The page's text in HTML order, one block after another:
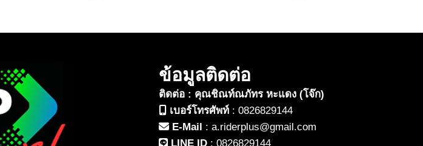
ข้อมูลติดต่อ
ติดต่อ : คุณชิณท์ณภัทร หะแดง (โจ๊ก)
เบอร์โทรศัพท์: 0826829144
E-Mail : a.riderplus@gmail.com
LINE ID: 0826829144